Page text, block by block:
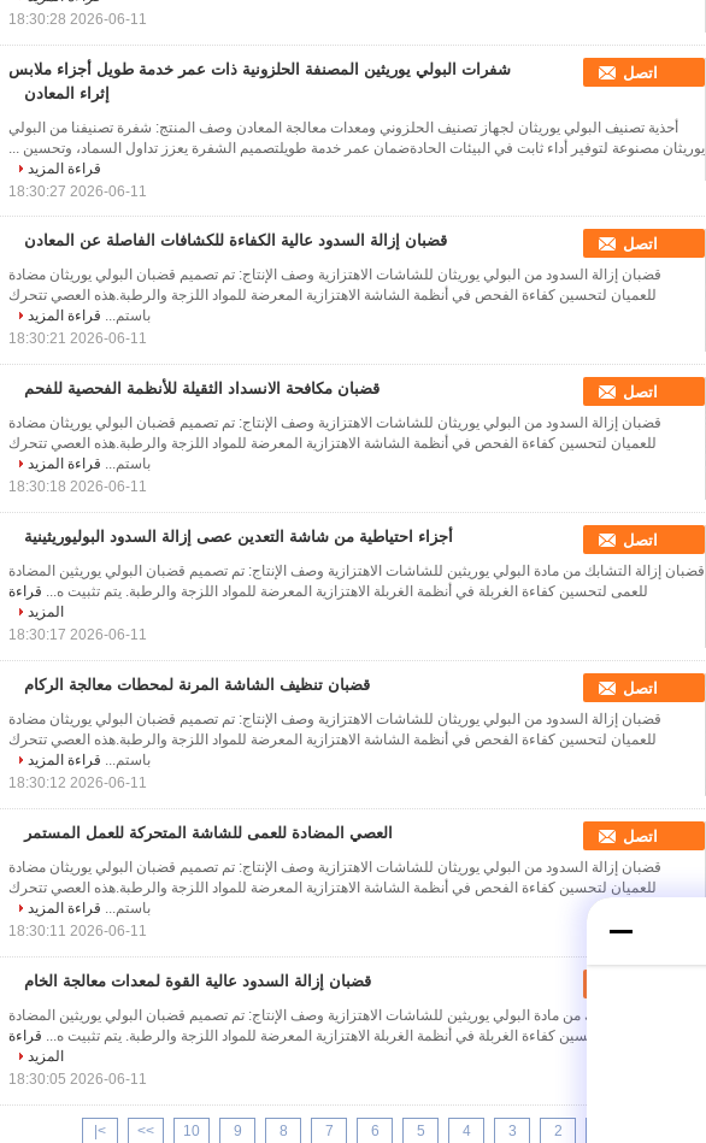
2026-06-11 18:30:28
شفرات البولي يوريثين المصنفة الحلزونية ذات عمر خدمة طويل أجزاء ملابس
إثراء المعادن
اتصل
أحذية تصنيف البولي يوريثان لجهاز تصنيف الحلزوني ومعدات معالجة المعادن وصف المنتج: شفرة تصنيفنا من البولي
يوريثان مصنوعة لتوفير أداء ثابت في البيئات الحادةضمان عمر خدمة طويلتصميم الشفرة يعزز تداول السماد، وتحسين ...
قراءة المزيد
2026-06-11 18:30:27
قضبان إزالة السدود عالية الكفاءة للكشافات الفاصلة عن المعادن اتصل
قضبان إزالة السدود من البولي يوريثان للشاشات الاهتزازية وصف الإنتاج: تم تصميم قضبان البولي يوريثان مضادة
للعميان لتحسين كفاءة الفحص في أنظمة الشاشة الاهتزازية المعرضة للمواد اللزجة والرطبة.هذه العصي تتحرك
باستم... قراءة المزيد
2026-06-11 18:30:21
قضبان مكافحة الانسداد الثقيلة للأنظمة الفحصية للفحم اتصل
قضبان إزالة السدود من البولي يوريثان للشاشات الاهتزازية وصف الإنتاج: تم تصميم قضبان البولي يوريثان مضادة
للعميان لتحسين كفاءة الفحص في أنظمة الشاشة الاهتزازية المعرضة للمواد اللزجة والرطبة.هذه العصي تتحرك
باستم... قراءة المزيد
2026-06-11 18:30:18
أجزاء احتياطية من شاشة التعدين عصى إزالة السدود البوليوريثينية اتصل
قضبان إزالة التشابك من مادة البولي يوريثين للشاشات الاهتزازية وصف الإنتاج: تم تصميم قضبان البولي يوريثين المضادة
للعمى لتحسين كفاءة الغربلة في أنظمة الغربلة الاهتزازية المعرضة للمواد اللزجة والرطبة. يتم تثبيت ه... قراءة
المزيد
2026-06-11 18:30:17
قضبان تنظيف الشاشة المرنة لمحطات معالجة الركام اتصل
قضبان إزالة السدود من البولي يوريثان للشاشات الاهتزازية وصف الإنتاج: تم تصميم قضبان البولي يوريثان مضادة
للعميان لتحسين كفاءة الفحص في أنظمة الشاشة الاهتزازية المعرضة للمواد اللزجة والرطبة.هذه العصي تتحرك
باستم... قراءة المزيد
2026-06-11 18:30:12
العصي المضادة للعمى للشاشة المتحركة للعمل المستمر اتصل
قضبان إزالة السدود من البولي يوريثان للشاشات الاهتزازية وصف الإنتاج: تم تصميم قضبان البولي يوريثان مضادة
للعميان لتحسين كفاءة الفحص في أنظمة الشاشة الاهتزازية المعرضة للمواد اللزجة والرطبة.هذه العصي تتحرك
باستم... قراءة المزيد
2026-06-11 18:30:11
قضبان إزالة السدود عالية القوة لمعدات معالجة الخام
قضبان إزالة التشابك من مادة البولي يوريثين للشاشات الاهتزازية وصف الإنتاج: تم تصميم قضبان البولي يوريثين المضادة
للعمى لتحسين كفاءة الغربلة في أنظمة الغربلة الاهتزازية المعرضة للمواد اللزجة والرطبة. يتم تثبيت ه... قراءة
المزيد
2026-06-11 18:30:05
2
3
4
5
6
7
8
9
10
>>
>|